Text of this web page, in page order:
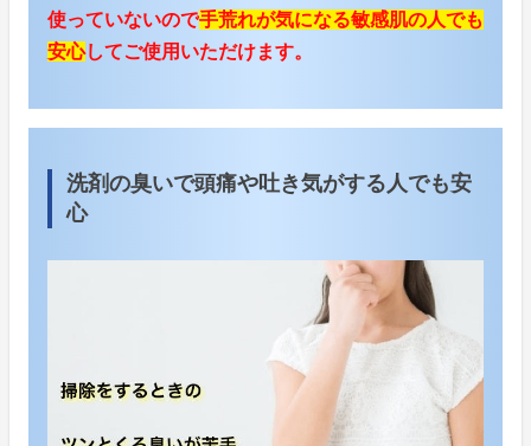
使っていないので手荒れが気になる敏感肌の人でも
安心してご使用いただけます。
洗剤の臭いで頭痛や吐き気がする人でも安
心